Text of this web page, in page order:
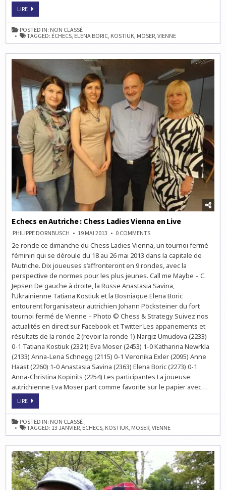
LIREECHECS
AUTRICHE
:
CHESS
LADIES
VIENNA
3
POSTED IN: NON CLASSÉ
TAGGED: ÉCHECS ELENA BORIC KOSTIUK MOSER ,VIENNE
Echecs en Autriche : Chess Ladies Vienna en Live
PHILIPPE DORNBUSCH 19 MAI 2013 0 COMMENTSON
EN
AUTRICHE
:
CHESS
LADIES
VIENNA
EN
LIVE
2e ronde ce dimanche du Chess Ladies Vienna, un tournoi fermé
féminin qui se déroule du 18 au 26 mai 2013 dans la capitale de
l’Autriche. Dix joueuses s’affronteront en 9 rondes, avec la
perspective de normes pour les plus jeunes. Call me Maybe – C.
Jepsen De gauche à droite, la Russe Anastasia Savina,
l’Ukrainienne Tatiana Kostiuk et la Bosniaque Elena Boric
entourent l’organisateur autrichien Johann Pöcksteiner du fort
tournoi fermé de Vienne – Photo © Chess & Strategy Suivez nos
actualités en direct sur Facebook et Twitter Les appariements et
résultats de la ronde 2 (revoir la ronde 1) Nargiz Umudova (2233)
0-1 Tatiana Kostiuk (2321) Eva Moser (2453) 1-0 Katharina Newrkla
(2133) Anna-Lena Schnegg (2115) 0-1 Veronika Exler (2095) Anne
Haast (2260) 1-0 Anastasia Savina (2363) Elena Boric (2273) 0-1
Anna-Christina Kopinits (2254) Les participantes La joueuse
autrichienne Eva Moser part comme favorite sur le papier avec…
LIREECHECS
AUTRICHE
:
CHESS
LADIES
VIENNA
POSTED IN: NON CLASSÉ
TAGGED: 13 JANVIER ÉCHECS KOSTIUK MOSER ,VIENNE